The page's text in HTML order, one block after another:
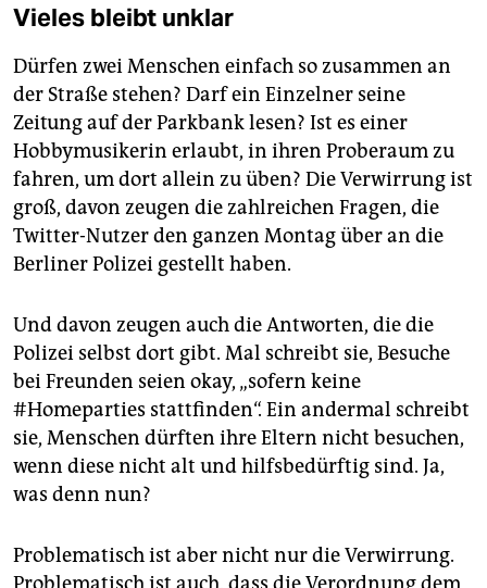
Vieles bleibt unklar
Dürfen zwei Menschen einfach so zusammen an
der Straße stehen? Darf ein Einzelner seine
Zeitung auf der Parkbank lesen? Ist es einer
Hobbymusikerin erlaubt, in ihren Proberaum zu
fahren, um dort allein zu üben? Die Verwirrung ist
groß, davon zeugen die zahlreichen Fragen, die
Twitter-Nutzer den ganzen Montag über an die
Berliner Polizei gestellt haben.
Und davon zeugen auch die Antworten, die die
Polizei selbst dort gibt. Mal schreibt sie, Besuche
bei Freunden seien okay, „sofern keine
#Homeparties stattfinden“. Ein andermal schreibt
sie, Menschen dürften ihre Eltern nicht besuchen,
wenn diese nicht alt und hilfsbedürftig sind. Ja,
was denn nun?
Problematisch ist aber nicht nur die Verwirrung.
Problematisch ist auch, dass die Verordnung dem